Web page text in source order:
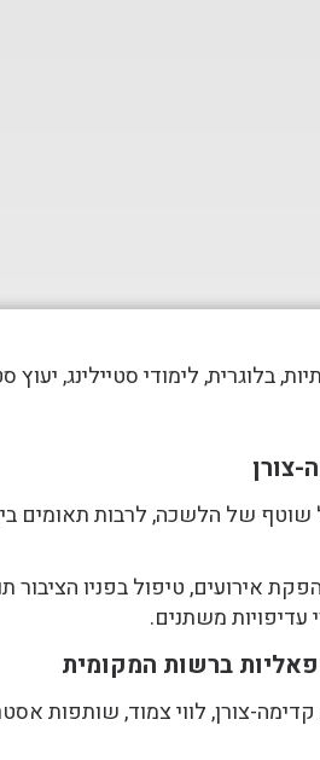
רשתות חברתיות, בלוגרית, לימודי
צורן
שוטף של הלשכה, לרבות תאומים
אירועים, טיפול בפניו הציבור
עדיפויות משתנים.
ברשות המקומית
צורן, לווי צמוד, שותפות